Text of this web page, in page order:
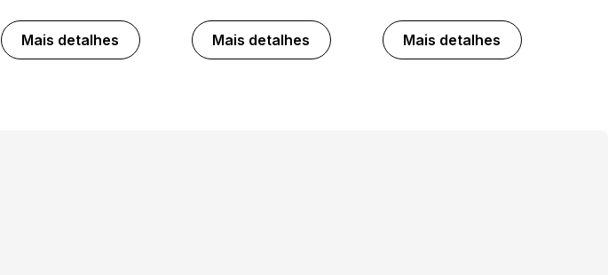
Mais detalhes Mais detalhes Mais detalhes